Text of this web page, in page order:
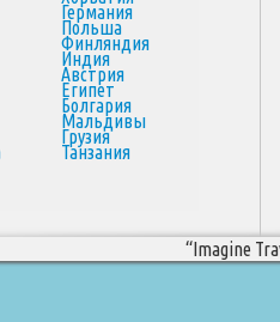
Германия
Польша
Финляндия
Индия
Австрия
Египет
Болгария
Мальдивы
Грузия
Танзания
“Imagine